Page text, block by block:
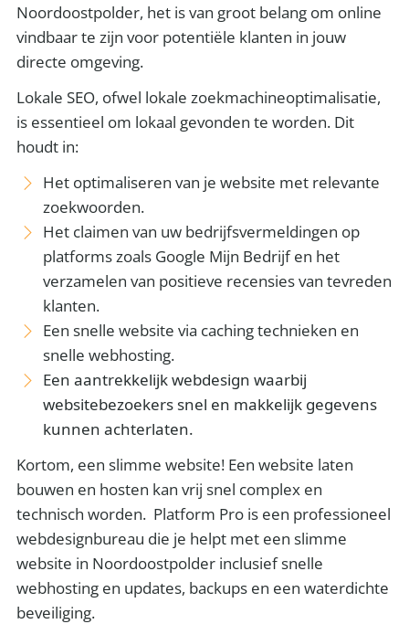
Noordoostpolder, het is van groot belang om online
vindbaar te zijn voor potentiële klanten in jouw
directe omgeving.
Lokale SEO, ofwel lokale zoekmachineoptimalisatie,
is essentieel om lokaal gevonden te worden. Dit
houdt in:
Het optimaliseren van je website met relevante
zoekwoorden.
Het claimen van uw bedrijfsvermeldingen op
platforms zoals Google Mijn Bedrijf en het
verzamelen van positieve recensies van tevreden
klanten.
Een snelle website via caching technieken en
snelle webhosting.
Een aantrekkelijk webdesign waarbij
websitebezoekers snel en makkelijk gegevens
kunnen achterlaten.
Kortom, een slimme website! Een website laten
bouwen en hosten kan vrij snel complex en
technisch worden. Platform Pro is een professioneel
webdesignbureau die je helpt met een slimme
website in Noordoostpolder inclusief snelle
webhosting en updates, backups en een waterdichte
beveiliging.